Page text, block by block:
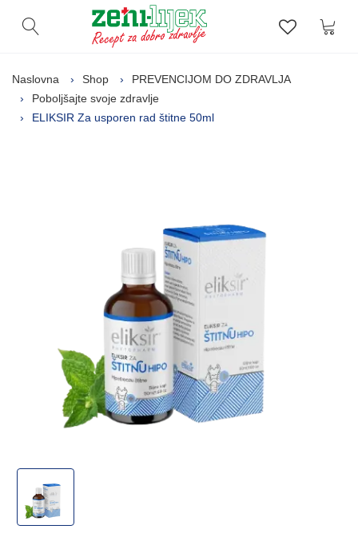
Otvori pretragu Lista
Naslovna Shop
PREVENCIJOM DO ZDRAVLJA
Poboljšajte svoje zdravlje
ELIKSIR Za usporen rad štitne 50ml